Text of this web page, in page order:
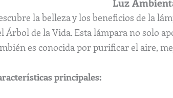
la belleza y los beneficios de la
Árbol de la Vida. Esta lámpara no solo
es conocida por purificar el aire,
principales: